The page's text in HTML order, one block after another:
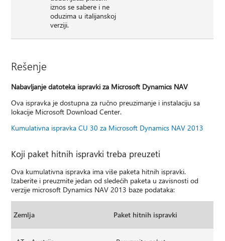
iznos se sabere i ne
oduzima u italijanskoj
verziji.
Rešenje
Nabavljanje datoteka ispravki za Microsoft Dynamics NAV
Ova ispravka je dostupna za ručno preuzimanje i instalaciju sa
lokacije Microsoft Download Center.
Kumulativna ispravka CU 30 za Microsoft Dynamics NAV 2013
Koji paket hitnih ispravki treba preuzeti
Ova kumulativna ispravka ima više paketa hitnih ispravki.
Izaberite i preuzmite jedan od sledećih paketa u zavisnosti od
verzije microsoft Dynamics NAV 2013 baze podataka:
Zemlja Paket hitnih ispravki